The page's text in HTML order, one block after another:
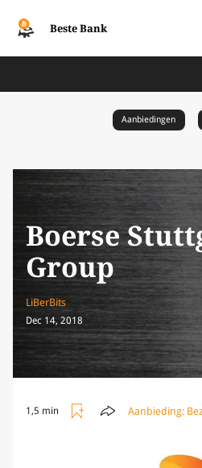
Beste Bank
Aanbiedingen
Boerse
Group
LiBerBits
Dec 14, 2018
1,5 min Aanbieding: